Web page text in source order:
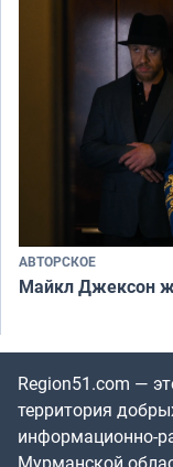
АВТОРСКОЕ
Майкл Джексон
Region51.com —
территория
информационно-